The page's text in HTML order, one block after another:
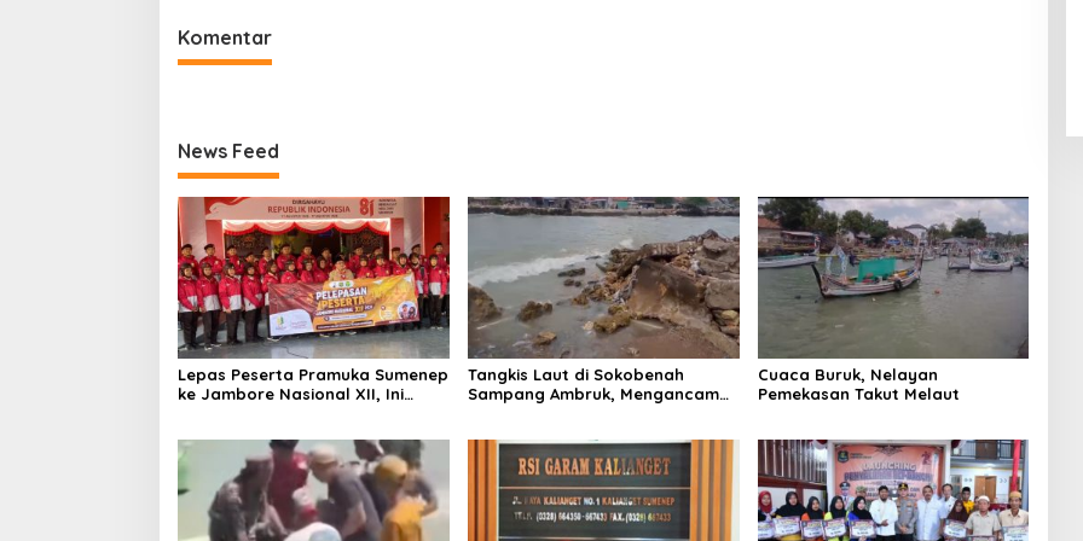
Komentar
News Feed
Lepas Peserta Pramuka Sumenep
ke Jambore Nasional XII, Ini
Tangkis Laut di Sokobenah
Sampang Ambruk, Mengancam
Cuaca Buruk, Nelayan
Pemekasan Takut Melaut